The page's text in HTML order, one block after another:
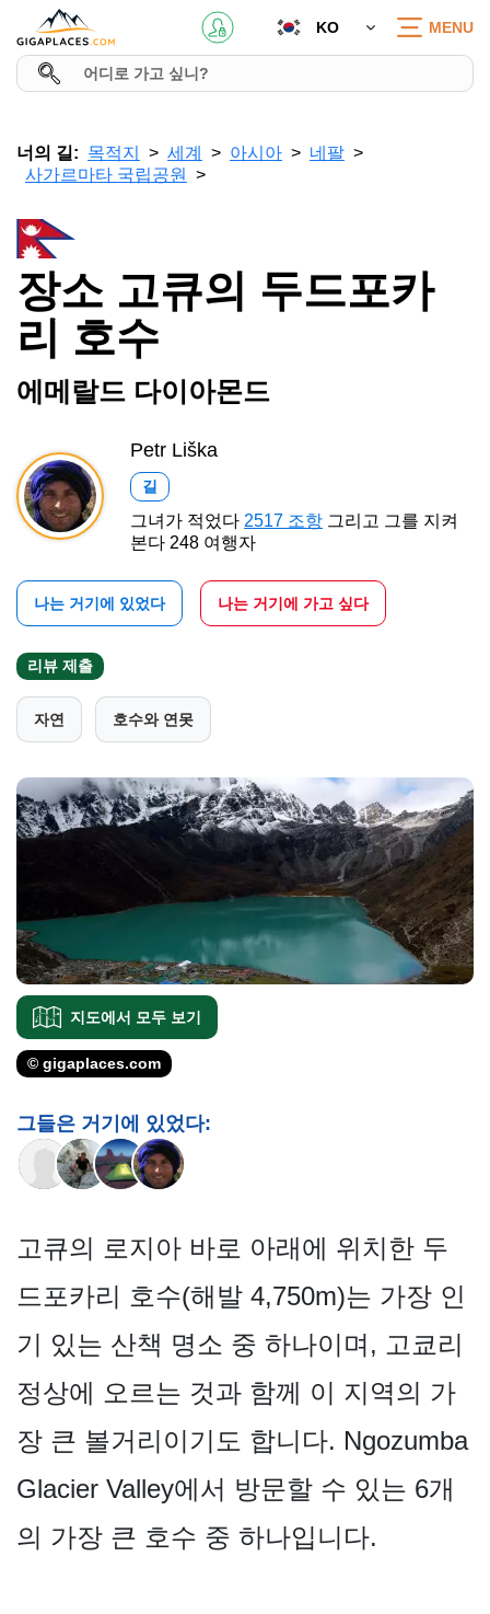
KO MENU
너의 길: 목적지 세계 아시아
네팔
사가르마타 국립공원
장소 고큐의 두드포카
리 호수
에메랄드 다이아몬드
Petr Liška
길
그녀가 적었다 2517 조항 그리고 그를 지켜
본다 248 여행자
나는 거기에 있었다 나는 거기에 가고 싶다
리뷰 제출
자연 호수와 연못
지도에서 모두 보기
© gigaplaces.com
그들은 거기에 있었다:
고큐의 로지아 바로 아래에 위치한 두
드포카리 호수(해발 4,750m)는 가장 인
기 있는 산책 명소 중 하나이며, 고쿄리
정상에 오르는 것과 함께 이 지역의 가
장 큰 볼거리이기도 합니다. Ngozumba
Glacier Valley에서 방문할 수 있는 6개
의 가장 큰 호수 중 하나입니다.